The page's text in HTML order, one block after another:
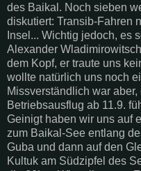
des Baikal. Noch sieben
diskutiert: Transib-Fahren
Insel... Wichtig jedoch, es
Alexander
dem Kopf, er traute uns
wollte natürlich uns noch
Missverständlich war
Betriebsausflug ab 11.9.
Geinigt haben wir uns auf
zum Baikal-See entlang
Guba und dann auf den
Kultuk am Südzipfel des